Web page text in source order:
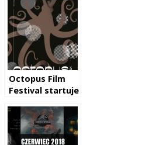
Warszawa!
Octopus Film
Festival startuje